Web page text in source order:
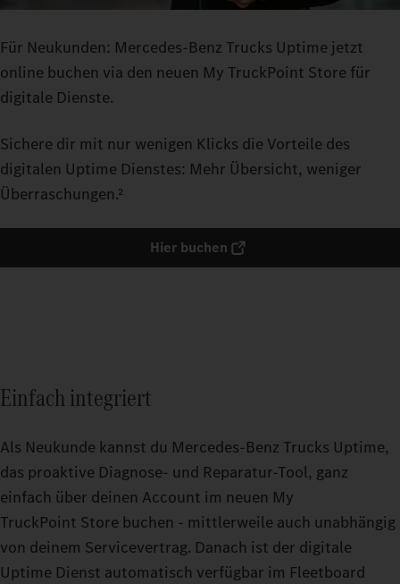
Für Neukunden: Mercedes‑Benz Trucks Uptime jetzt
online buchen via den neuen My TruckPoint Store für
digitale Dienste.
Sichere dir mit nur wenigen Klicks die Vorteile des
digitalen Uptime Dienstes: Mehr Übersicht, weniger
Überraschungen.²
Hier buchen
Einfach integriert
Als Neukunde kannst du Mercedes‑Benz Trucks Uptime,
das proaktive Diagnose- und Reparatur-Tool, ganz
einfach über deinen Account im neuen My
TruckPoint Store buchen - mittlerweile auch unabhängig
von deinem Servicevertrag. Danach ist der digitale
Uptime Dienst automatisch verfügbar im Fleetboard